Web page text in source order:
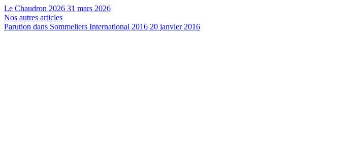
Le Chaudron 2026 31 mars 2026
Nos autres articles
Parution dans Sommeliers International 2016 20 janvier 2016